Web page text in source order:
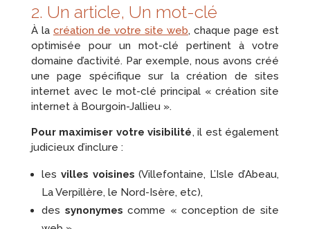
2. Un article, Un mot-clé
À la création de votre site web, chaque page est
optimisée pour un mot-clé pertinent à votre
domaine d’activité. Par exemple, nous avons créé
une page spécifique sur la création de sites
internet avec le mot-clé principal « création site
internet à Bourgoin-Jallieu ».
Pour maximiser votre visibilité, il est également
judicieux d’inclure :
les villes voisines (Villefontaine, L’Isle d’Abeau,
La Verpillère, le Nord-Isère, etc),
des synonymes comme « conception de site